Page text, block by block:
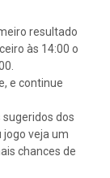
resultado
às 14:00 o
e continue
dos
veja um
chances de